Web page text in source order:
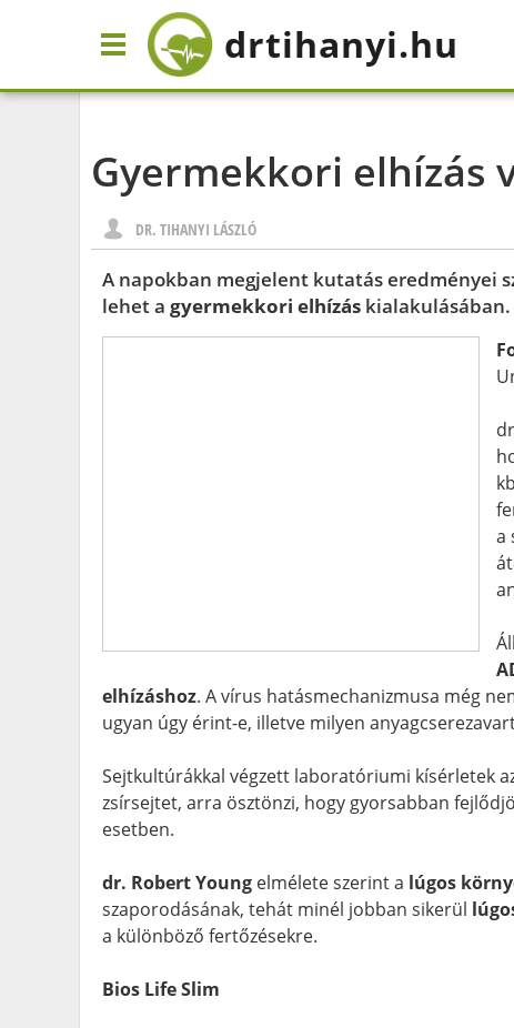
drtihanyi.hu
Gyermekkori elhízás
DR. TIHANYI LÁSZLÓ
A napokban megjelent kutatás eredményei
lehet a gyermekkori elhízás kialakulásában.
a
elhízáshoz. A vírus hatásmechanizmusa még
ugyan úgy érint-e, illetve milyen
Sejtkultúrákkal végzett laboratóriumi kísérletek
zsírsejtet, arra ösztönzi, hogy gyorsabban
esetben.
dr. Robert Young elmélete szerint a lúgos
szaporodásának, tehát minél jobban sikerül
a különböző fertőzésekre.
Bios Life Slim